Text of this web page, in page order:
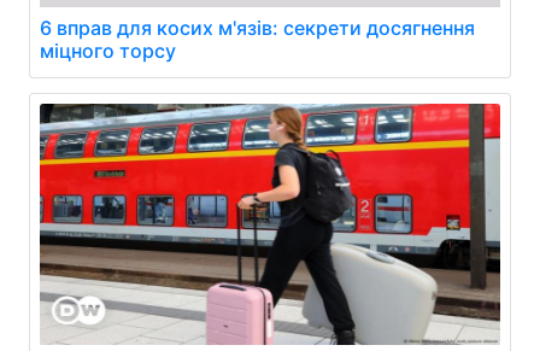
6 вправ для косих м'язів: секрети досягнення
міцного торсу